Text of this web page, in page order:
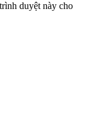
duyệt này cho